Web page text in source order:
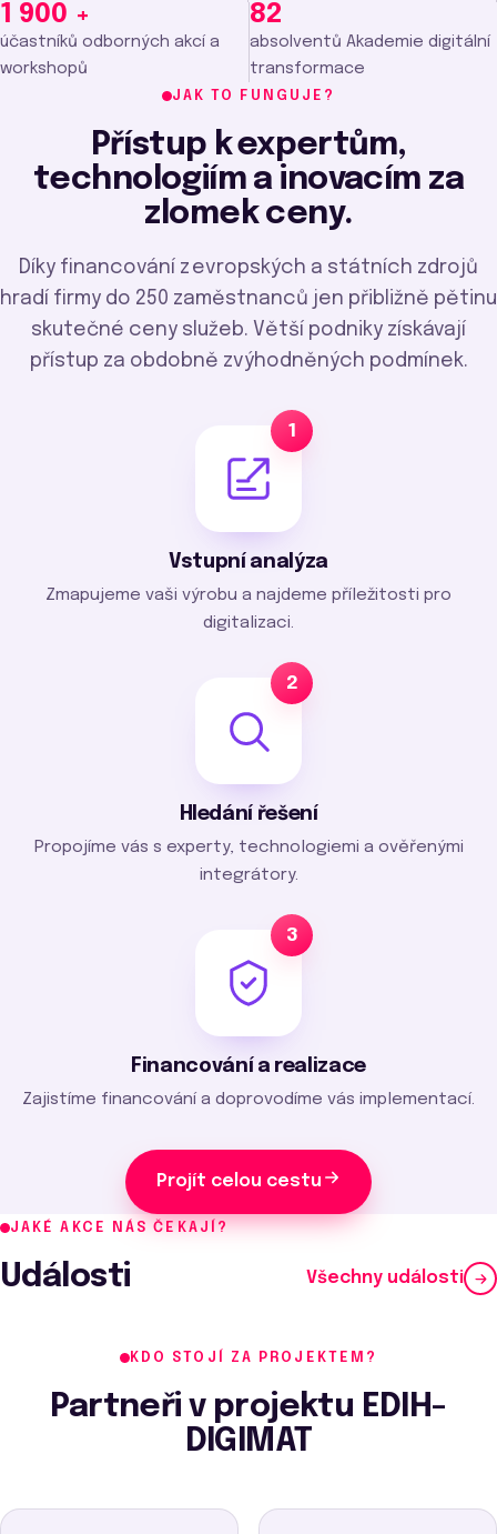
1 900 +
účastníků odborných akcí a
workshopů
82
absolventů Akademie digitální
transformace
JAK TO FUNGUJE?
Přístup k expertům,
technologiím a inovacím za
zlomek ceny.
Díky financování z evropských a státních zdrojů
hradí firmy do 250 zaměstnanců jen přibližně pětinu
skutečné ceny služeb. Větší podniky získávají
přístup za obdobně zvýhodněných podmínek.
1
Vstupní analýza
Zmapujeme vaši výrobu a najdeme příležitosti pro
digitalizaci.
2
Hledání řešení
Propojíme vás s experty, technologiemi a ověřenými
integrátory.
3
Financování a realizace
Zajistíme financování a doprovodíme vás implementací.
Projít celou cestu
JAKÉ AKCE NÁS ČEKAJÍ?
Události Všechny události
KDO STOJÍ ZA PROJEKTEM?
Partneři v projektu EDIH-
DIGIMAT